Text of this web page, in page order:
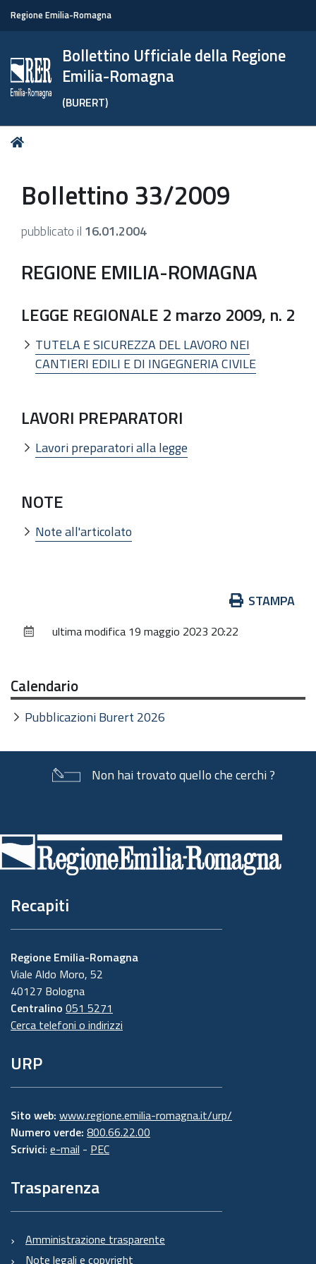
Regione Emilia-Romagna
Bollettino Ufficiale della Regione
Emilia-Romagna
(BURERT)
Tu
Bollettino 33/2009
pubblicato il 16.01.2004
REGIONE EMILIA-ROMAGNA
LEGGE REGIONALE 2 marzo 2009, n. 2
TUTELA E SICUREZZA DEL LAVORO NEI
CANTIERI EDILI E DI INGEGNERIA CIVILE
LAVORI PREPARATORI
Lavori preparatori alla legge
NOTE
Note all'articolato
documento
STAMPA
ultima modifica 19 maggio 2023 20:22
Calendario
Pubblicazioni Burert 2026
Non hai trovato quello che cerchi ?
di
pagina
Recapiti
Regione Emilia-Romagna
Viale Aldo Moro, 52
40127 Bologna
Centralino 051 5271
Cerca telefoni o indirizzi
URP
Sito web: www.regione.emilia-romagna.it/urp/
Numero verde: 800.66.22.00
Scrivici: e-mail - PEC
Trasparenza
Amministrazione trasparente
Note legali e copyright